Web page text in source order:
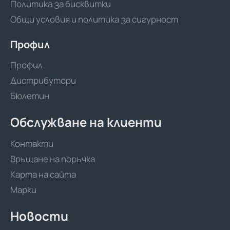
Политика за бисквитки
Общи условия и политика за сигурност
Профил
Профил
Дистрибутори
Бюлетин
Обслужване на клиенти
Контакти
Връщане на поръчка
Карта на сайта
Марки
Новости